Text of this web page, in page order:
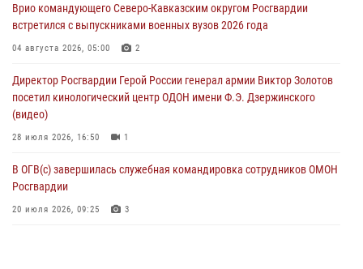
07 августа 2026, 11:33
Рэпер ST посетил раненых росгвардейцев в Главном военном
07 августа 2026, 11:18
Врио командующего Северо-Кавказским округом Росгвардии
встретился с выпускниками военных вузов 2026 года
04 августа 2026, 05:00 2
Директор Росгвардии Герой России генерал армии Виктор Золотов
посетил кинологический центр ОДОН имени Ф.Э. Дзержинского
(видео)
28 июля 2026, 16:50 1
В ОГВ(с) завершилась служебная командировка сотрудников ОМОН
Росгвардии
20 июля 2026, 09:25 3